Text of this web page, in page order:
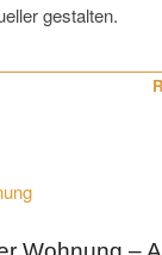
gestalten.